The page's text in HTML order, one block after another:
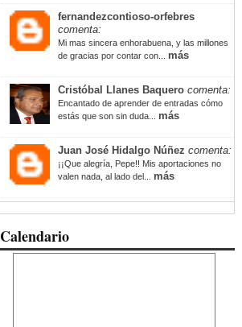
fernandezcontioso-orfebres
comenta:
Mi mas sincera enhorabuena, y las millones
de gracias por contar con... más
Cristóbal Llanes Baquero comenta:
Encantado de aprender de entradas cómo
estás que son sin duda... más
Juan José Hidalgo Núñez comenta:
¡¡Que alegría, Pepe!! Mis aportaciones no
valen nada, al lado del... más
Calendario